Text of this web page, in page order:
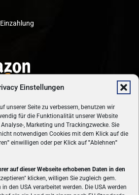
Einstellungen
unserer Seite zu verbessern, benutzen wir
für die Funktionalität unserer Website
, Marketing und Trackingzwecke. Sie
notwendigen Cookies mit dem Klick auf die
" einwilligen oder per Klick auf"Ablehnen"
auf dieser Webseite erhobenen Daten in den
klicken, willigen Sie zugleich gem.
in den USA verarbeitet werden. Die USA werden
ÜBER UNS